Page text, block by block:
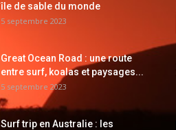
île de sable du monde
5 septembre 2023
Great Ocean Road : une route
entre surf, koalas et paysages...
5 septembre 2023
Surf trip en Australie : les